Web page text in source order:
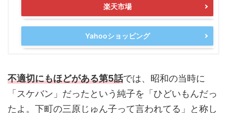
楽天市場
Yahooショッピング
不適切にもほどがある第5話では、昭和の当時に
「スケバン」だったという純子を「ひどいもんだっ
たよ。下町の三原じゅん子って言われてる」と称し